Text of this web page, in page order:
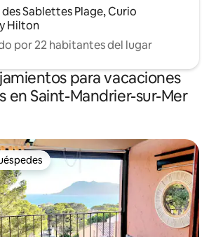
Sablettes Plage, Curio
Hilton
por 22 habitantes del lugar
para vacaciones
en Saint-Mandrier-sur-Mer